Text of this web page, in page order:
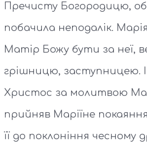
Пречисту Богородицю,
побачила неподалік.
Матір Божу бути за неї,
грішницю, заступницею. І
Христос за молитвою
прийняв Маріїне
її до поклоніння чесному